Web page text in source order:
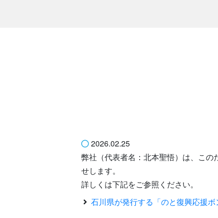
2026.02.25
弊社（代表者名：北本聖悟）は、こ
せします。
詳しくは下記をご参照ください。
石川県が発行する「のと復興応援